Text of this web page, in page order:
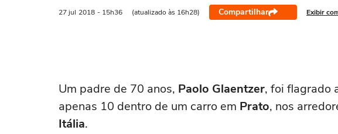
27 jul 2018 - 15h36 (atualizado às 16h28) Compartilhar Exibir
Um padre de 70 anos, Paolo Glaentzer, foi flagrado
apenas 10 dentro de um carro em Prato, nos
Itália.